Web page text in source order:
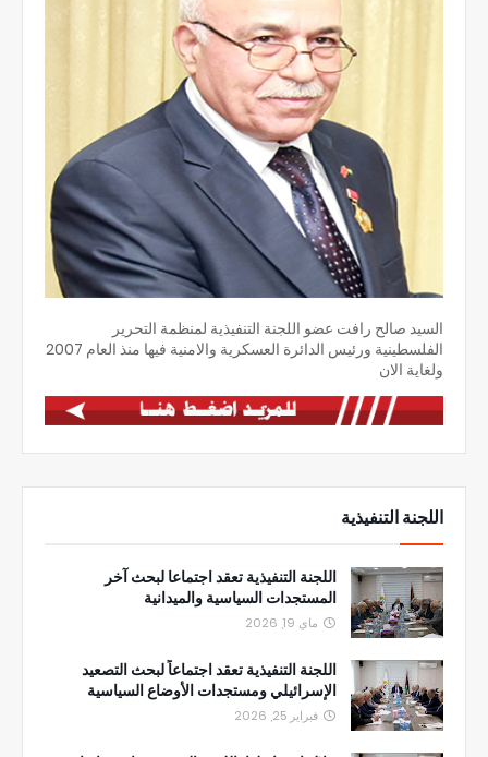
السيد صالح رافت عضو اللجنة التنفيذية لمنظمة التحرير
الفلسطينية ورئيس الدائرة العسكرية والامنية فيها منذ العام 2007
ولغاية الان
اللجنة التنفيذية
اللجنة التنفيذية تعقد اجتماعا لبحث آخر
المستجدات السياسية والميدانية
ماي 19, 2026
اللجنة التنفيذية تعقد اجتماعاً لبحث التصعيد
الإسرائيلي ومستجدات الأوضاع السياسية
فبراير 25, 2026